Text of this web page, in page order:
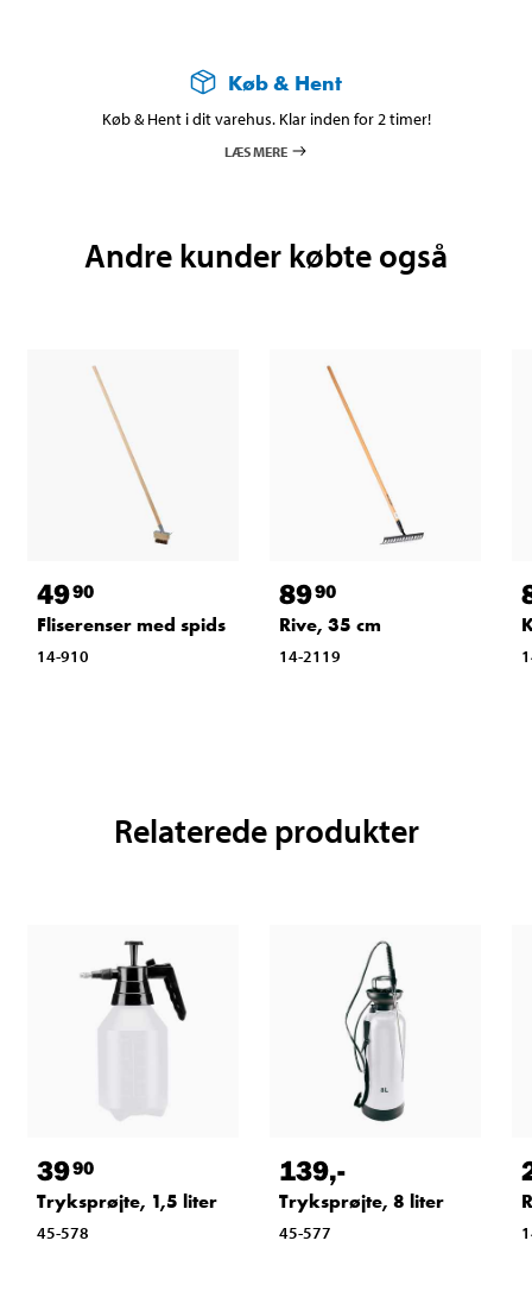
Køb & Hent
Køb & Hent i dit varehus. Klar inden for 2 timer!
LÆS MERE
Andre kunder købte også
4990
Fliserenser med spids
14-910
8990
Rive, 35 cm
14-2119
Relaterede produkter
3990
Tryksprøjte, 1,5 liter
45-578
139,-
Tryksprøjte, 8 liter
45-577